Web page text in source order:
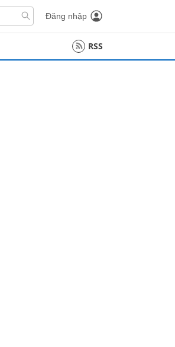
Đăng nhập
RSS